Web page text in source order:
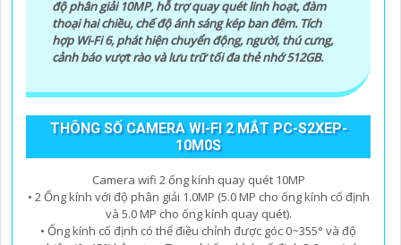
độ phân giải 10MP, hỗ trợ quay quét linh hoạt, đàm
thoại hai chiều, chế độ ánh sáng kép ban đêm. Tích
hợp Wi-Fi 6, phát hiện chuyển động, người, thú cưng,
cảnh báo vượt rào và lưu trữ tối đa thẻ nhớ 512GB.
THÔNG SỐ CAMERA WI-FI 2 MẮT PC-S2XEP-
10M0S
Camera wifi 2 ống kính quay quét 10MP
• 2 Ống kính với độ phân giải 1.0MP (5.0 MP cho ống kính cố định
và 5.0 MP cho ống kính quay quét).
• Ống kính cố định có thể điều chỉnh được góc 0~355° và độ